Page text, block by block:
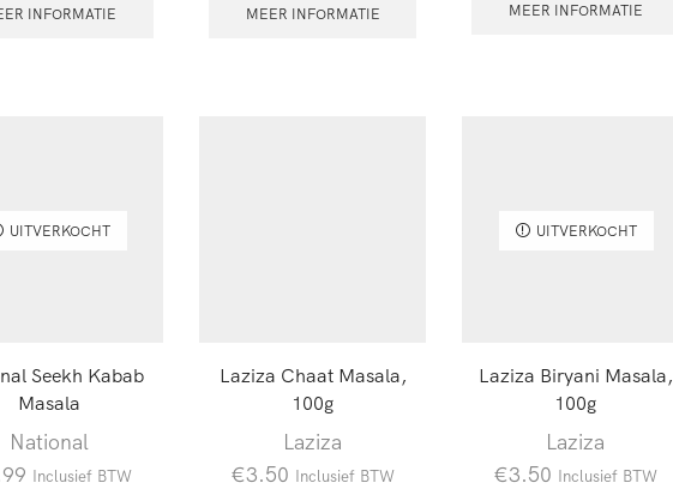
INFORMATIE MEER INFORMATIE MEER INFORMATIE
UITVERKOCHT
Seekh Kabab
Masala
National
Inclusief BTW
Laziza Chaat Masala,
100g
Laziza
€3.50 Inclusief BTW
UITVERKOCHT
Laziza Biryani Masala,
100g
Laziza
€3.50 Inclusief BTW